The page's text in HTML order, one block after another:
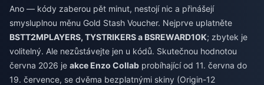
Ano — kódy zaberou pět minut, nestojí nic a přinášejí
smysluplnou měnu Gold Stash Voucher. Nejprve uplatněte
BSTT2MPLAYERS, TYSTRIKERS a BSREWARD10K; zbytek je
volitelný. Ale nezůstávejte jen u kódů. Skutečnou hodnotou
června 2026 je akce Enzo Collab probíhající od 11. června do
19. července, se dvěma bezplatnými skiny (Origin-12